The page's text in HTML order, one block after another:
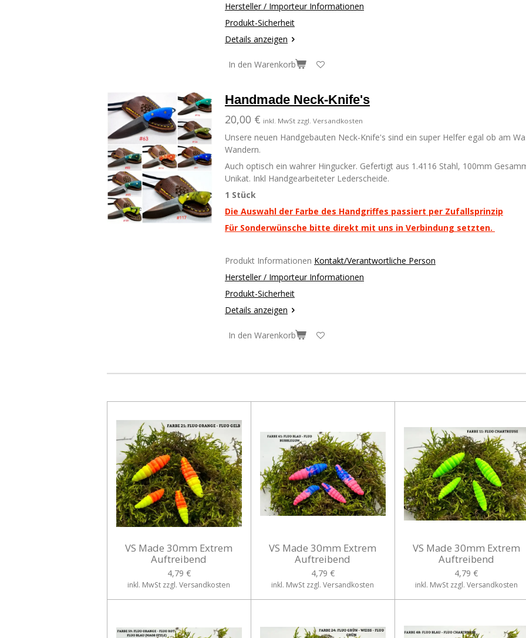
Hersteller / Importeur Informationen
Produkt-Sicherheit
Details anzeigen
In den Warenkorb
Handmade Neck-Knife's
20,00 € inkl. MwSt zzgl. Versandkosten
Unsere neuen Handgebauten Neck-Knife's sind ein super Helfer egal ob am
Wandern.
Auch optisch ein wahrer Hingucker. Gefertigt aus 1.4116 Stahl, 100mm
Unikat. Inkl Handgearbeiteter Lederscheide.
1 Stück
Die Auswahl der Farbe des Handgriffes passiert per Zufallsprinzip
Für Sonderwünsche bitte direkt mit uns in Verbindung setzten.
Produkt Informationen Kontakt/Verantwortliche Person
Hersteller / Importeur Informationen
Produkt-Sicherheit
Details anzeigen
In den Warenkorb
VS Made 30mm Extrem
Auftreibend
4,79 €
inkl. MwSt zzgl. Versandkosten
VS Made 30mm Extrem
Auftreibend
4,79 €
inkl. MwSt zzgl. Versandkosten
VS Made 30mm Extrem
Auftreibend
4,79 €
inkl. MwSt zzgl. Versandkosten